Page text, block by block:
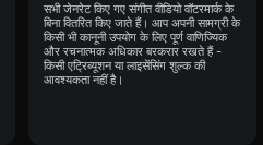
सभी जेनरेट किए गए संगीत वीडियो वॉटरमार्क के
बिना वितरित किए जाते हैं। आप अपनी सामग्री के
किसी भी कानूनी उपयोग के लिए पूर्ण वाणिज्यिक
और रचनात्मक अधिकार बरकरार रखते हैं -
किसी एट्रिब्यूशन या लाइसेंसिंग शुल्क की
आवश्यकता नहीं है।